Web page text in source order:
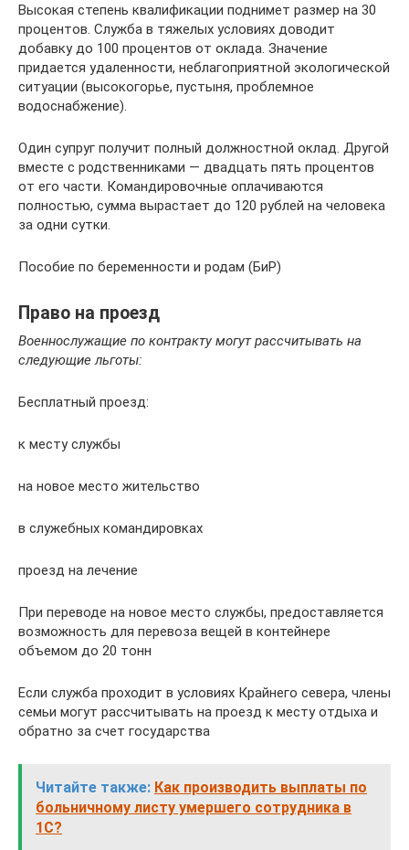
Высокая степень квалификации поднимет размер на 30
процентов. Служба в тяжелых условиях доводит
добавку до 100 процентов от оклада. Значение
придается удаленности, неблагоприятной экологической
ситуации (высокогорье, пустыня, проблемное
водоснабжение).
Один супруг получит полный должностной оклад. Другой
вместе с родственниками — двадцать пять процентов
от его части. Командировочные оплачиваются
полностью, сумма вырастает до 120 рублей на человека
за одни сутки.
Пособие по беременности и родам (БиР)
Право на проезд
Военнослужащие по контракту могут рассчитывать на
следующие льготы:
Бесплатный проезд:
к месту службы
на новое место жительство
в служебных командировках
проезд на лечение
При переводе на новое место службы, предоставляется
возможность для перевоза вещей в контейнере
объемом до 20 тонн
Если служба проходит в условиях Крайнего севера, члены
семьи могут рассчитывать на проезд к месту отдыха и
обратно за счет государства
Читайте также: Как производить выплаты по
больничному листу умершего сотрудника в
1С?